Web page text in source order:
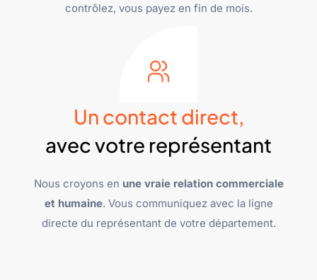
contrôlez, vous payez en fin de mois.
Un contact direct,
avec votre représentant
Nous croyons en une vraie relation commerciale
et humaine. Vous communiquez avec la ligne
directe du représentant de votre département.